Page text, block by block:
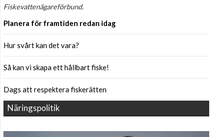
Fiskevattenägareförbund.
Planera för framtiden redan idag
Hur svårt kan det vara?
Så kan vi skapa ett hållbart fiske!
Dags att respektera fiskerätten
Näringspolitik